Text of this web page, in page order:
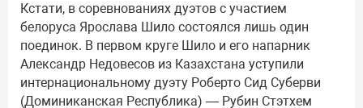
Кстати, в соревнованиях дуэтов с участием
белоруса Ярослава Шило состоялся лишь один
поединок. В первом круге Шило и его напарник
Александр Недовесов из Казахстана уступили
интернациональному дуэту Роберто Сид Суберви
(Доминиканская Республика) — Рубин Стэтхем